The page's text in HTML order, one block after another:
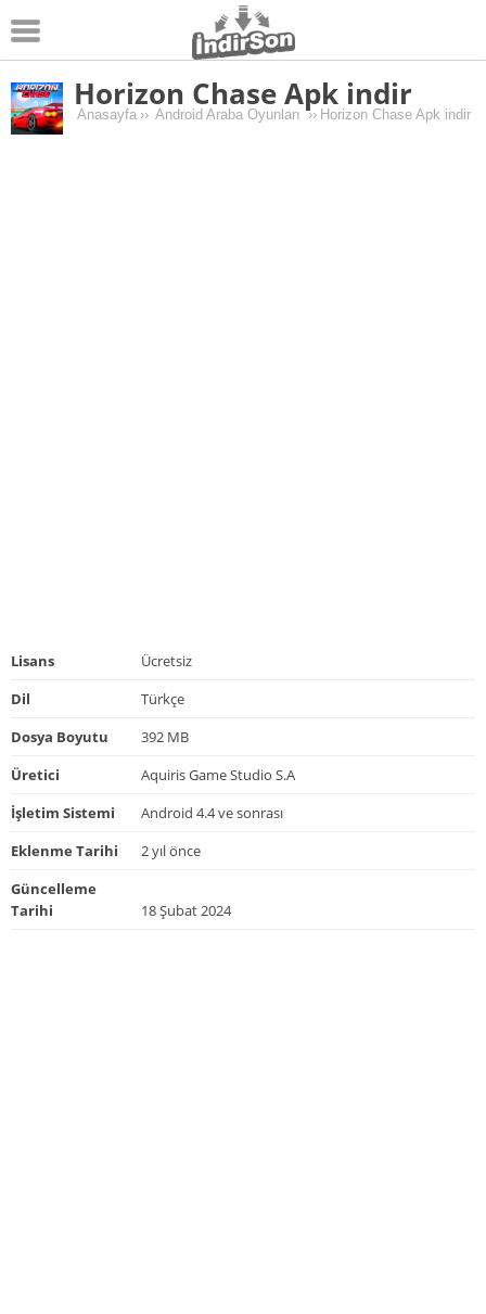
Android
Pc Oyunları
Horizon Chase Apk indir
Anasayfa ›› Android Araba Oyunları ›› Horizon Chase Apk indir
Lisans
Ücretsiz
Dil
Türkçe
Dosya Boyutu
392 MB
Üretici
Aquiris Game Studio S.A
İşletim Sistemi
Android 4.4 ve sonrası
Eklenme Tarihi
2 yıl önce
Güncelleme
Tarihi
18 Şubat 2024